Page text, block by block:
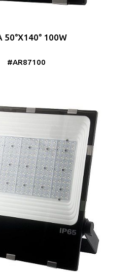
50°X140° 100W
#AR87100